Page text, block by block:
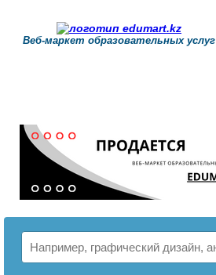
Веб-маркет образовательных услуг